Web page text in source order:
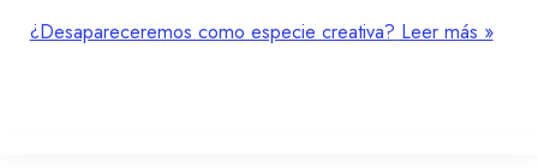
¿Desapareceremos como especie creativa? Leer más »